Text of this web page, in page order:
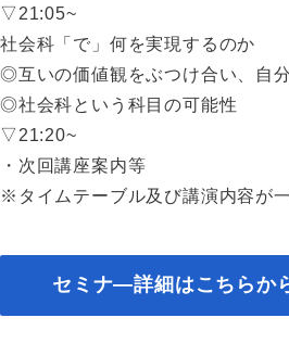
▽21:05~
社会科「で」何を実現するのか
◎互いの価値観をぶつけ合い、自
◎社会科という科目の可能性
▽21:20~
・次回講座案内等
※タイムテーブル及び講演内容が
セミナ―詳細はこちらか